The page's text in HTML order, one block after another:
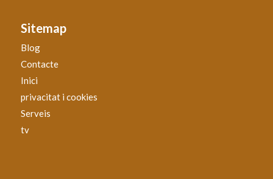
Sitemap
Blog
Contacte
Inici
privacitat i cookies
Serveis
tv